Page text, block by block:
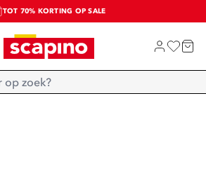
TOT 70% KORTING OP SALE
SALE: LAATSTE KANS!
SHOP NIEUW
Home